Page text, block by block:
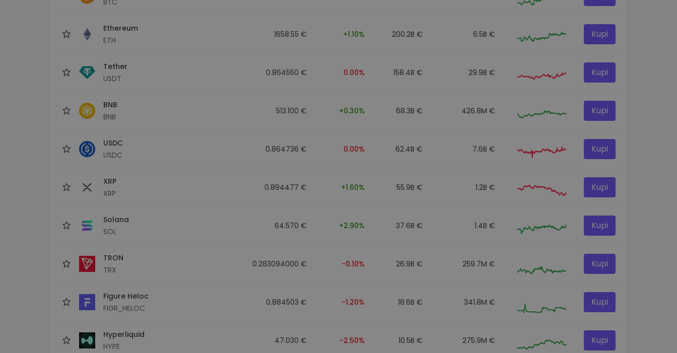
Ethereum
ETH
1658.55 € +1.10% 200.2B € 6.5B € Kupi
Tether
USDT
0.864550 € 0.00% 158.4B € 29.9B € Kupi
BNB
BNB
513.100 € +0.30% 68.3B € 426.8M € Kupi
USDC
USDC
0.864736 € 0.00% 62.4B € 7.6B € Kupi
XRP
XRP
0.894477 € +1.60% 55.9B € 1.2B € Kupi
Solana
SOL
64.570 € +2.90% 37.6B € 1.4B € Kupi
TRON
TRX
0.283094000 € -0.10% 26.9B € 259.7M € Kupi
Figure Heloc
FIGR_HELOC
0.884503 € -1.20% 18.6B € 341.8M € Kupi
Hyperliquid
HYPE
47.030 € -2.50% 10.5B € 275.9M € Kupi